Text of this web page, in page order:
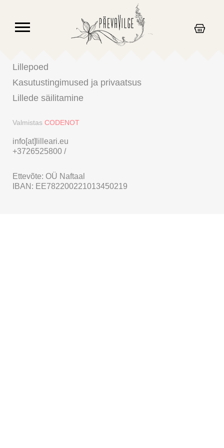
Lillepoed
Kasutustingimused ja privaatsus
Lillede säilitamine
Valmistas CODENOT
info[at]lilleari.eu
+3726525800 /
Ettevõte: OÜ Naftaal
IBAN: EE782200221013450219